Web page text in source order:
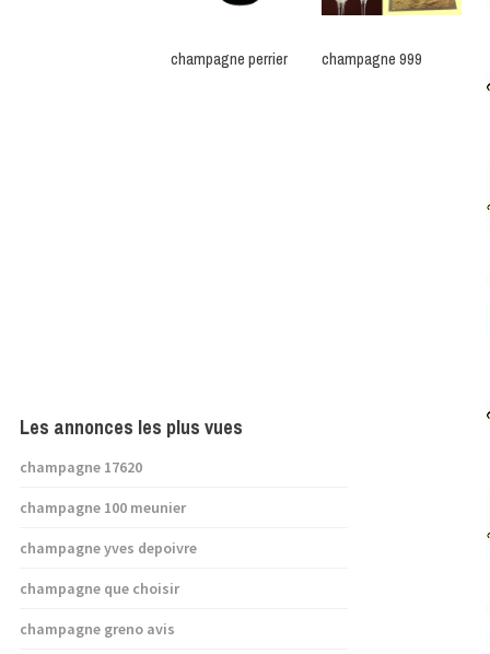
champagne perrier champagne 999
Les annonces les plus vues
champagne 17620
champagne 100 meunier
champagne yves depoivre
champagne que choisir
champagne greno avis